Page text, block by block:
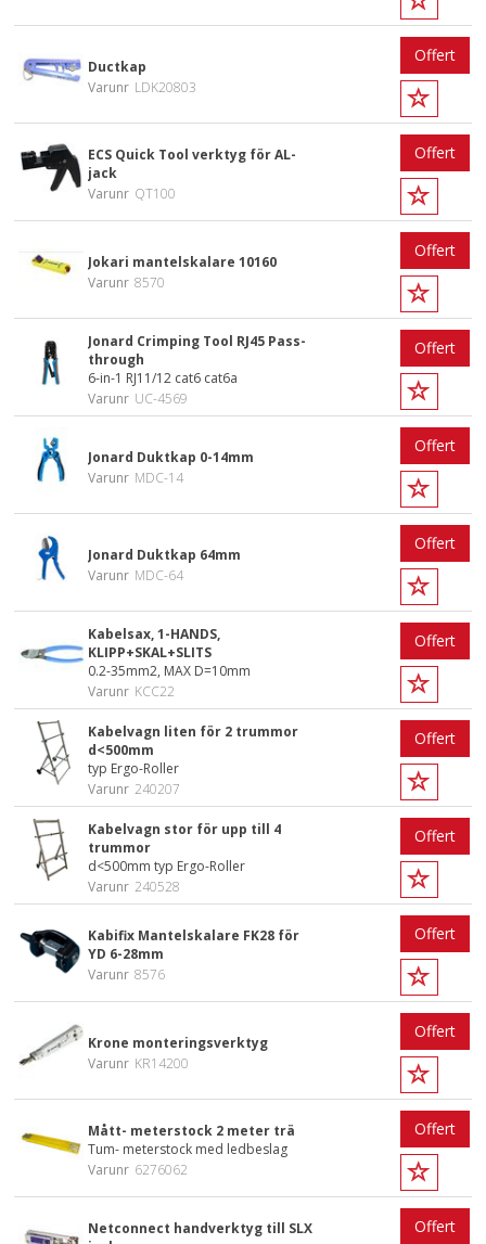
Ductkap
Varunr LDK20803
Offert
ECS Quick Tool verktyg för AL-
jack
Varunr QT100
Offert
Jokari mantelskalare 10160
Varunr 8570
Offert
Jonard Crimping Tool RJ45 Pass-
through
6-in-1 RJ11/12 cat6 cat6a
Varunr UC-4569
Offert
Jonard Duktkap 0-14mm
Varunr MDC-14
Offert
Jonard Duktkap 64mm
Varunr MDC-64
Offert
Kabelsax, 1-HANDS,
KLIPP+SKAL+SLITS
0.2-35mm2, MAX D=10mm
Varunr KCC22
Offert
Kabelvagn liten för 2 trummor
d<500mm
typ Ergo-Roller
Varunr 240207
Offert
Kabelvagn stor för upp till 4
trummor
d<500mm typ Ergo-Roller
Varunr 240528
Offert
Kabifix Mantelskalare FK28 för
YD 6-28mm
Varunr 8576
Offert
Krone monteringsverktyg
Varunr KR14200
Offert
Mått- meterstock 2 meter trä
Tum- meterstock med ledbeslag
Varunr 6276062
Offert
Netconnect handverktyg till SLX
Offert